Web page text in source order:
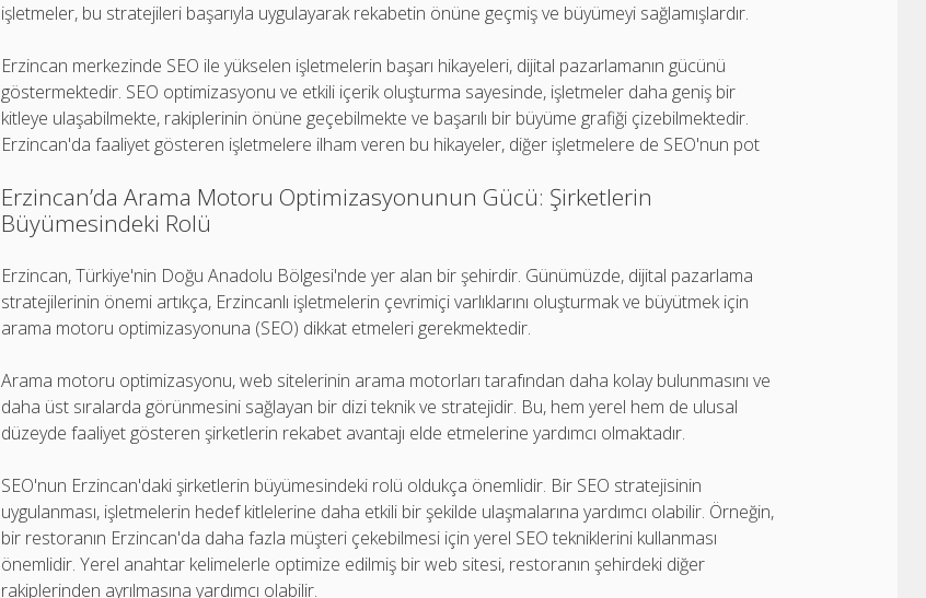
işletmeler, bu stratejileri başarıyla uygulayarak rekabetin önüne geçmiş ve büyümeyi sağlamışlardır.
Erzincan merkezinde SEO ile yükselen işletmelerin başarı hikayeleri, dijital pazarlamanın gücünü
göstermektedir. SEO optimizasyonu ve etkili içerik oluşturma sayesinde, işletmeler daha geniş bir
kitleye ulaşabilmekte, rakiplerinin önüne geçebilmekte ve başarılı bir büyüme grafiği çizebilmektedir.
Erzincan'da faaliyet gösteren işletmelere ilham veren bu hikayeler, diğer işletmelere de SEO'nun pot
Erzincan’da Arama Motoru Optimizasyonunun Gücü: Şirketlerin
Büyümesindeki Rolü
Erzincan, Türkiye'nin Doğu Anadolu Bölgesi'nde yer alan bir şehirdir. Günümüzde, dijital pazarlama
stratejilerinin önemi artıkça, Erzincanlı işletmelerin çevrimiçi varlıklarını oluşturmak ve büyütmek için
arama motoru optimizasyonuna (SEO) dikkat etmeleri gerekmektedir.
Arama motoru optimizasyonu, web sitelerinin arama motorları tarafından daha kolay bulunmasını ve
daha üst sıralarda görünmesini sağlayan bir dizi teknik ve stratejidir. Bu, hem yerel hem de ulusal
düzeyde faaliyet gösteren şirketlerin rekabet avantajı elde etmelerine yardımcı olmaktadır.
SEO'nun Erzincan'daki şirketlerin büyümesindeki rolü oldukça önemlidir. Bir SEO stratejisinin
uygulanması, işletmelerin hedef kitlelerine daha etkili bir şekilde ulaşmalarına yardımcı olabilir. Örneğin,
bir restoranın Erzincan'da daha fazla müşteri çekebilmesi için yerel SEO tekniklerini kullanması
önemlidir. Yerel anahtar kelimelerle optimize edilmiş bir web sitesi, restoranın şehirdeki diğer
rakiplerinden ayrılmasına yardımcı olabilir.